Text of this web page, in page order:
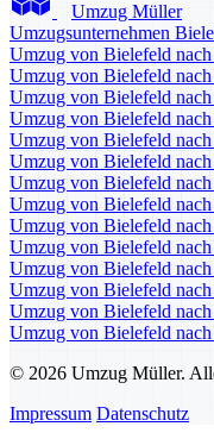
Umzug Müller
Umzugsunternehmen
Umzug von Bielefeld
Umzug von Bielefeld
Umzug von Bielefeld
Umzug von Bielefeld
Umzug von Bielefeld
Umzug von Bielefeld
Umzug von Bielefeld
Umzug von Bielefeld
Umzug von Bielefeld
Umzug von Bielefeld nach
Umzug von Bielefeld
Umzug von Bielefeld
Umzug von Bielefeld
Umzug von Bielefeld nach
© 2026 Umzug Müller.
Impressum Datenschutz